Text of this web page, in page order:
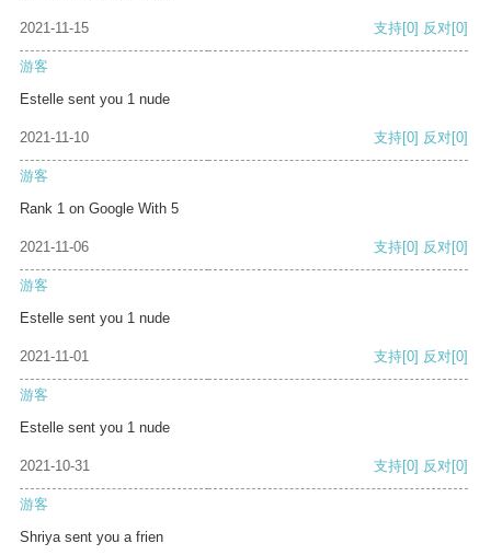
2021-11-15 支持[0] 反对[0]
游客
Estelle sent you 1 nude
2021-11-10 支持[0] 反对[0]
游客
Rank 1 on Google With 5
2021-11-06 支持[0] 反对[0]
游客
Estelle sent you 1 nude
2021-11-01 支持[0] 反对[0]
游客
Estelle sent you 1 nude
2021-10-31 支持[0] 反对[0]
游客
Shriya sent you a frien